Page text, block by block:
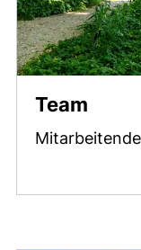
Team
Mitarbeitende